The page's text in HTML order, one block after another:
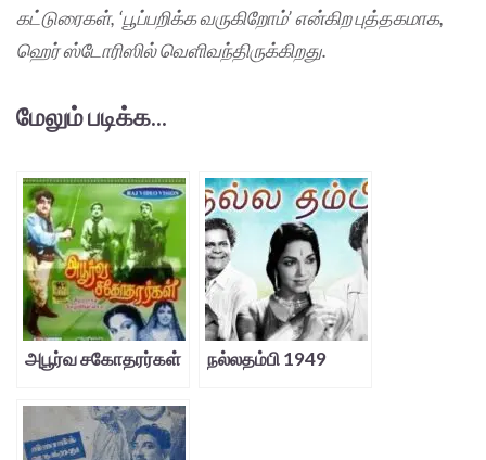
கட்டுரைகள், ‘பூப்பறிக்க வருகிறோம்’ என்கிற புத்தகமாக,
ஹெர் ஸ்டோரிஸில் வெளிவந்திருக்கிறது.
மேலும் படிக்க...
அபூர்வ சகோதரர்கள் நல்லதம்பி 1949